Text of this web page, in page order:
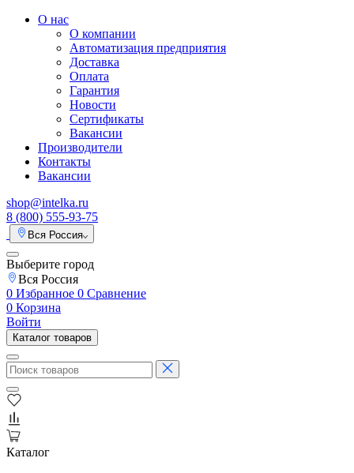
О нас
О компании
Автоматизация предприятия
Доставка
Оплата
Гарантия
Новости
Сертификаты
Вакансии
Производители
Контакты
Вакансии
shop@intelka.ru
8 (800) 555-93-75
Вся Россия
Выберите город
Вся Россия
0 Избранное 0 Сравнение
0 Корзина
Войти
Каталог товаров
Каталог